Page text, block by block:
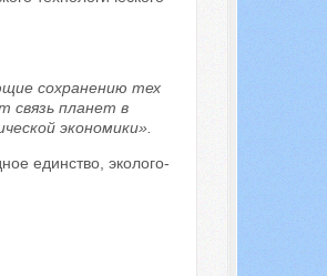
сохранению тех
связь планет в
экономики».
единство, эколого-